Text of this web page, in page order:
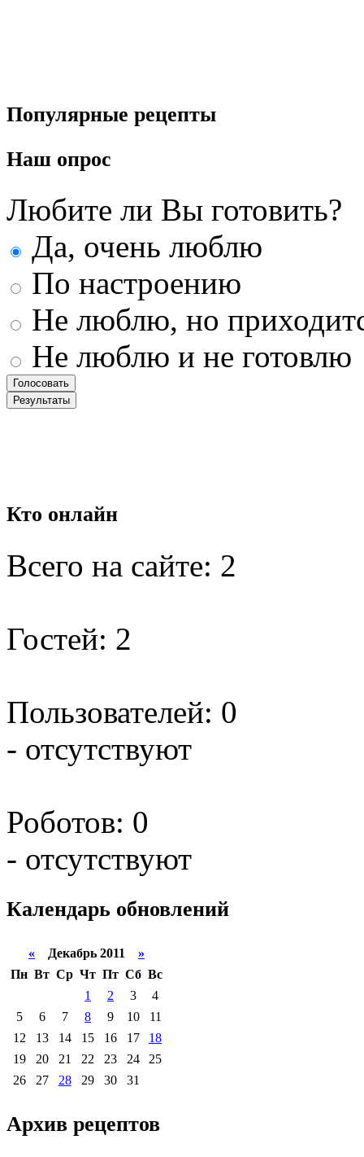
Популярные рецепты
Наш опрос
Любите ли Вы готовить?
Да, очень люблю
По настроению
Не люблю, но
Не люблю и не готовлю
Кто онлайн
Всего на сайте: 2
Гостей: 2
Пользователей: 0
- отсутствуют
Роботов: 0
- отсутствуют
Календарь обновлений
« Декабрь 2011 »
Пн Вт Ср Чт Пт Сб Вс
1
2 3
4
5
6 7 8 9 10
11
12
13 14 15 16 17
18
19
20 21 22 23 24
25
26
27 28 29 30 31
Архив рецептов